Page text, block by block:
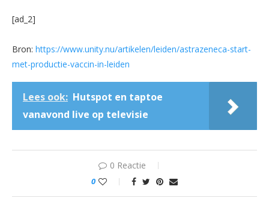
[ad_2]
Bron: https://www.unity.nu/artikelen/leiden/astrazeneca-start-
met-productie-vaccin-in-leiden
Lees ook: Hutspot en taptoe
vanavond live op televisie
0 Reactie
0